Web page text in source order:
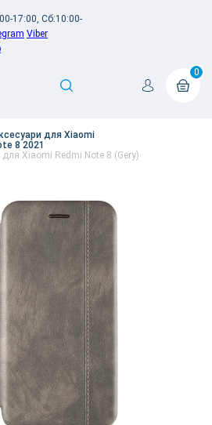
17:00, Сб:10:00-
Viber
0
для Xiaomi
8 2021
Xiaomi Redmi Note 8 (Gery)